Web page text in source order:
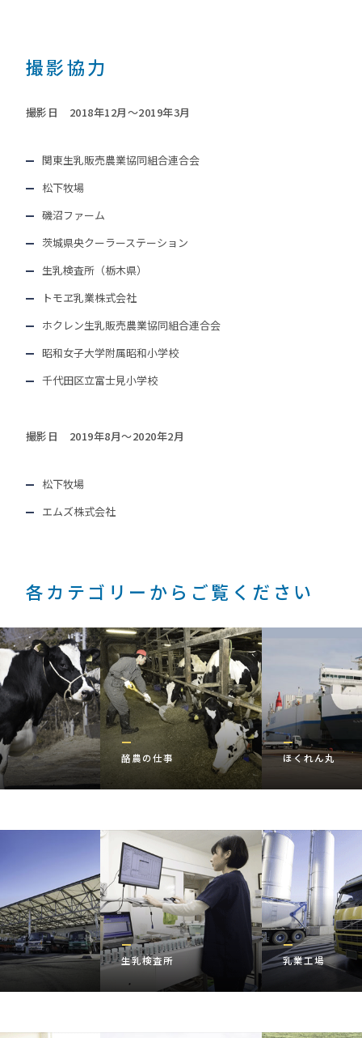
撮影協力
撮影日 2018年12月～2019年3月
関東生乳販売農業協同組合連合会
松下牧場
磯沼ファーム
茨城県央クーラーステーション
生乳検査所（栃木県）
トモヱ乳業株式会社
ホクレン生乳販売農業協同組合連合会
昭和女子大学附属昭和小学校
千代田区立富士見小学校
撮影日 2019年8月～2020年2月
松下牧場
エムズ株式会社
各カテゴリーからご覧ください
酪農の仕事 ほくれん丸
生乳検査所 乳業工場